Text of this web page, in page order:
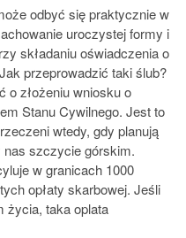
odbyć się praktycznie w
uroczystej formy i
składaniu oświadczenia o
przeprowadzić taki ślub?
o złożeniu wniosku o
Stanu Cywilnego. Jest to
wtedy, gdy planują
szczycie górskim.
w granicach 1000
opłaty skarbowej. Jeśli
życia, taka oplata